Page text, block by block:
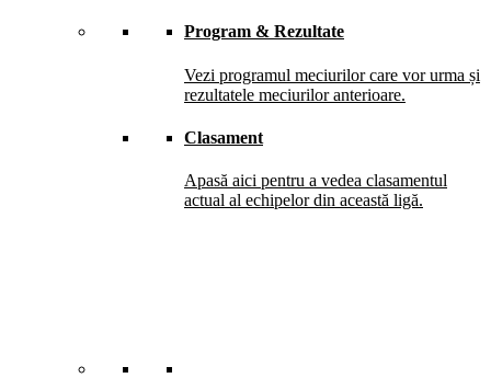
Program & Rezultate
Vezi programul meciurilor care vor urma și
rezultatele meciurilor anterioare.
Clasament
Apasă aici pentru a vedea clasamentul
actual al echipelor din această ligă.